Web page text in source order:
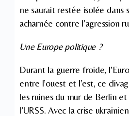
ne saurait restée isolée dans
acharnée contre l’agression
Une Europe politique ?
Durant la guerre froide,
entre l’ouest et l’est, ce
les ruines du mur de Berlin
l’URSS. Avec la crise